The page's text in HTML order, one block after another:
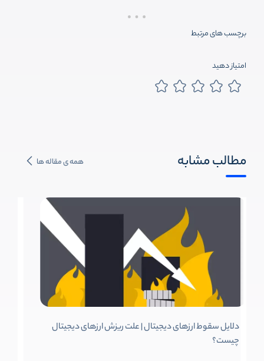
برچسب های مرتبط
امتیاز دهید
مطالب مشابه همه ی مقاله ها
دلایل سقوط ارزهای دیجیتال | علت ریزش ارزهای دیجیتال
چیست؟